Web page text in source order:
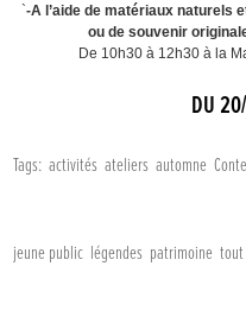
`-A l’aide de matériaux naturels
ou de souvenir
​De 10h30 à 12h30 à la
DU
Tags: activités ateliers automne Conte
jeune public légendes patrimoine